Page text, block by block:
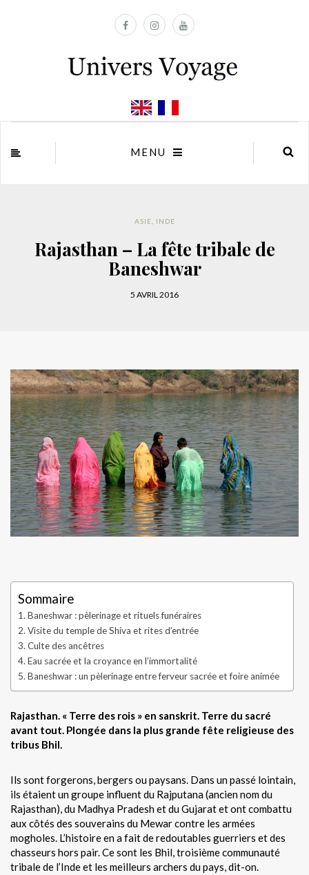
MENU
ASIE INDE
Rajasthan – La fête tribale de
Baneshwar
5 AVRIL 2016
Sommaire
Baneshwar : pèlerinage et rituels funéraires
Visite du temple de Shiva et rites d’entrée
Culte des ancêtres
Eau sacrée et la croyance en l’immortalité
Baneshwar : un pèlerinage entre ferveur sacrée et foire animée
Rajasthan. « Terre des rois » en sanskrit. Terre du sacré
avant tout. Plongée dans la plus grande fête religieuse des
tribus Bhil.
Ils sont forgerons, bergers ou paysans. Dans un passé lointain,
ils étaient un groupe influent du Rajputana (ancien nom du
Rajasthan), du Madhya Pradesh et du Gujarat et ont combattu
aux côtés des souverains du Mewar contre les armées
mogholes. L’histoire en a fait de redoutables guerriers et des
chasseurs hors pair. Ce sont les Bhil, troisième communauté
tribale de l’Inde et les meilleurs archers du pays, dit-on.